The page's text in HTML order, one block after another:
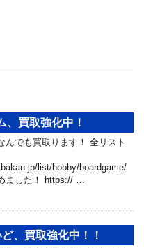
、買取強化中！
んでも買取ります！ 全リスト
list/hobby/boardgame/
ました！ https:// …
、買取強化中！！